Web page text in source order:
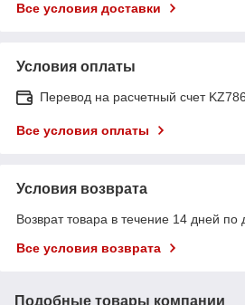
Все условия доставки
Условия оплаты
Перевод на расчетный счет
Все условия оплаты
Условия возврата
Возврат товара в течение 14 дней по
Все условия возврата
Подобные товары компании